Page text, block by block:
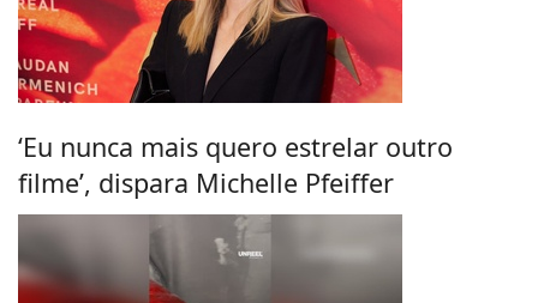
‘Eu nunca mais quero estrelar outro
filme’, dispara Michelle Pfeiffer